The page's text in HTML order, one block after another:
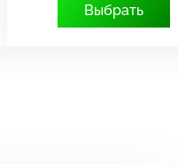
Выбрать